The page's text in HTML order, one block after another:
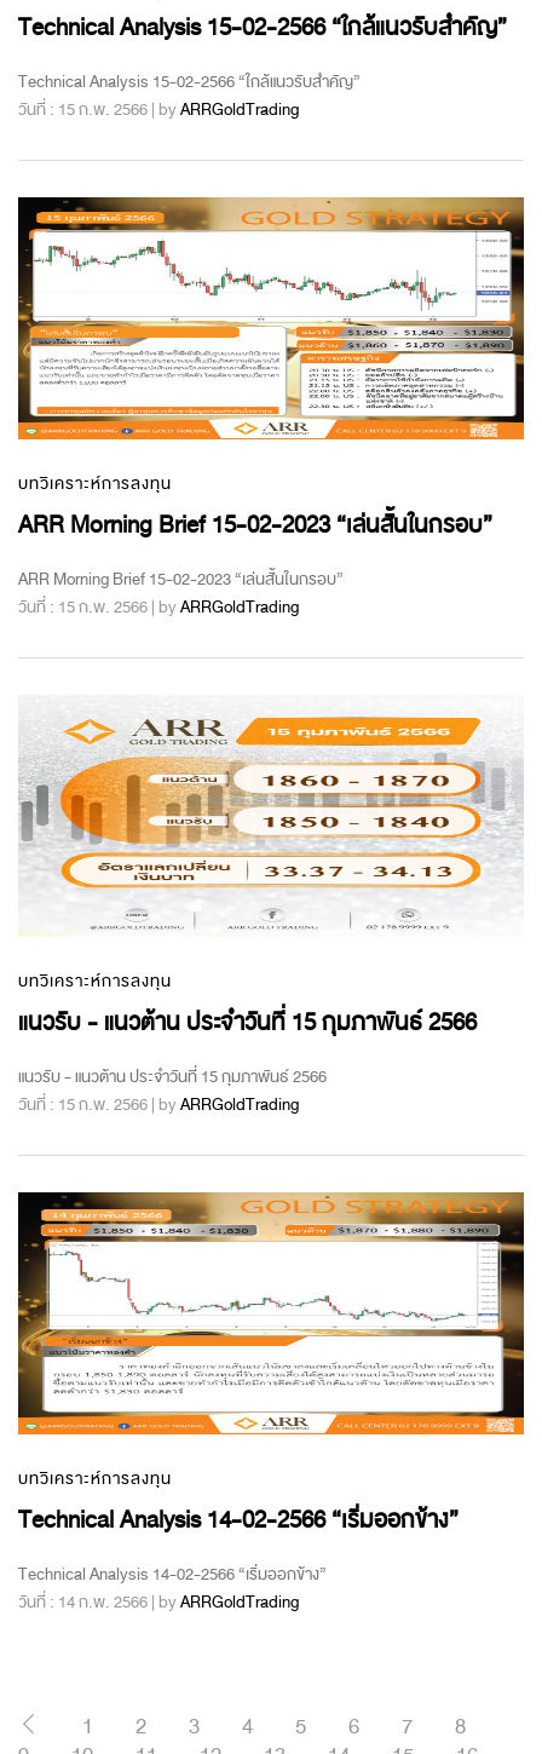
Technical Analysis 15-02-2566 “ใกล้แนวรับสำคัญ”
Technical Analysis 15-02-2566 “ใกล้แนวรับสำคัญ”
วันที่ : 15 ก.พ. 2566 | byARRGoldTrading
บทวิเคราะห์การลงทุน
ARR Morning Brief 15-02-2023 “เล่นสั้นในกรอบ”
ARR Morning Brief 15-02-2023 “เล่นสั้นในกรอบ”
วันที่ : 15 ก.พ. 2566 | byARRGoldTrading
บทวิเคราะห์การลงทุน
แนวรับ - แนวต้าน ประจำวันที่ 15 กุมภาพันธ์ 2566
แนวรับ - แนวต้าน ประจำวันที่ 15 กุมภาพันธ์ 2566
วันที่ : 15 ก.พ. 2566 | byARRGoldTrading
บทวิเคราะห์การลงทุน
Technical Analysis 14-02-2566 “เริ่มออกข้าง”
Technical Analysis 14-02-2566 “เริ่มออกข้าง”
วันที่ : 14 ก.พ. 2566 | byARRGoldTrading
1 2 3 4 5 6 7
8